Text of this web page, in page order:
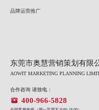
品牌运营推广
东莞市奥慧营销策划有限
AOWIT MARKETING PLANNING
合作咨询 请致电：
400-966-5828